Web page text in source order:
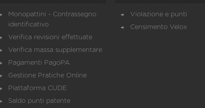
Monopattini - Contrassegno
identificativo
Verifica revisioni effettuate
Verifica massa supplementare
Pagamenti PagoPA
Gestione Pratiche Online
Piattaforma CUDE
Saldo punti patente
Violazione e punti
Censimento Velox